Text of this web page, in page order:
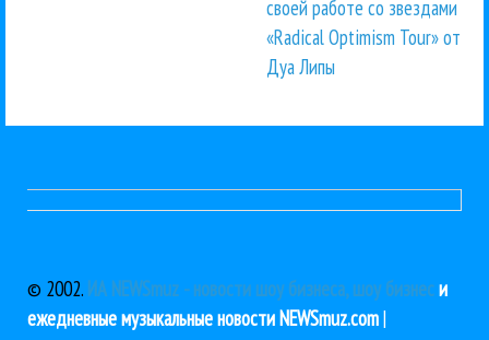
своей работе со звездами
«Radical Optimism Tour» от
Дуа Липы
© 2002. ИА NEWSmuz - новости шоу бизнеса, шоу бизнеси
ежедневные музыкальные новости NEWSmuz.com|